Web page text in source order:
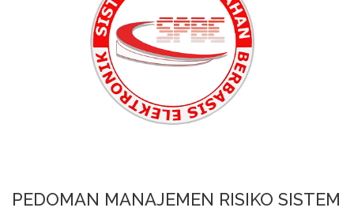
PEDOMAN MANAJEMEN RISIKO SISTEM